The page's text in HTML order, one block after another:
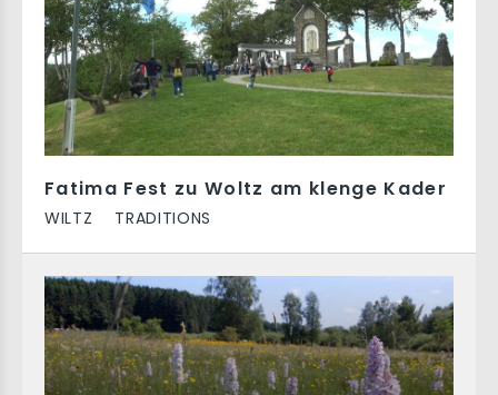
Fatima Fest zu Woltz am klenge Kader
WILTZ TRADITIONS